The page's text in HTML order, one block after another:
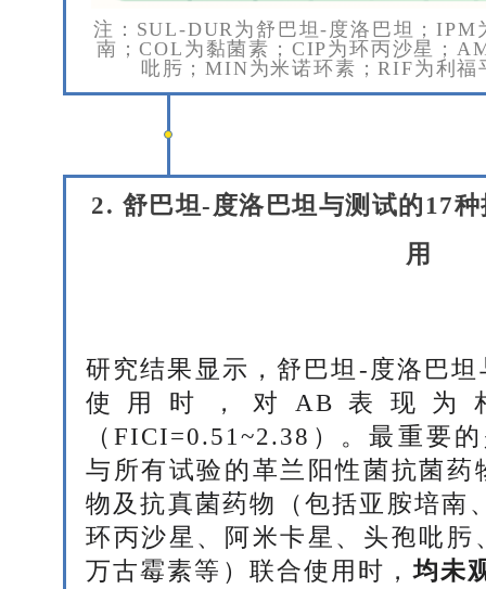
注：SUL-DUR为舒巴坦-度洛巴坦；IPM
南；COL为黏菌素；CIP为环丙沙星；
吡肟；MIN为米诺环素；RIF为利
2. 舒巴坦-度洛巴坦与测试的17
用
研究结果显示，舒巴坦-度洛巴
使用时，对AB表现为
（FICI=0.51~2.38）。最重要
与所有试验的革兰阳性菌抗菌药
物及抗真菌药物（包括亚胺培南
环丙沙星、阿米卡星、头孢吡肟
万古霉素等）联合使用时，均未